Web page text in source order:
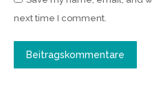
next time I comment.
Beitragskommentare